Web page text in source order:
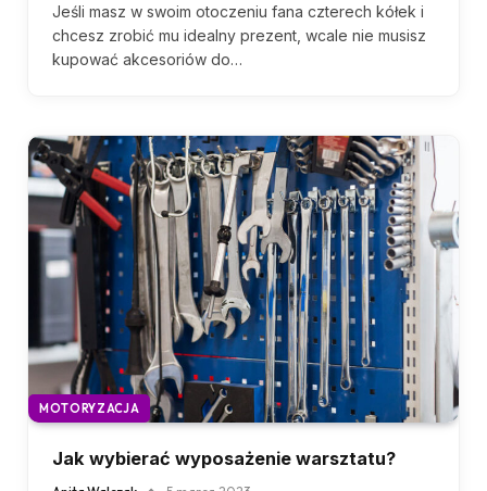
Jeśli masz w swoim otoczeniu fana czterech kółek i
chcesz zrobić mu idealny prezent, wcale nie musisz
kupować akcesoriów do…
MOTORYZACJA
Jak wybierać wyposażenie warsztatu?